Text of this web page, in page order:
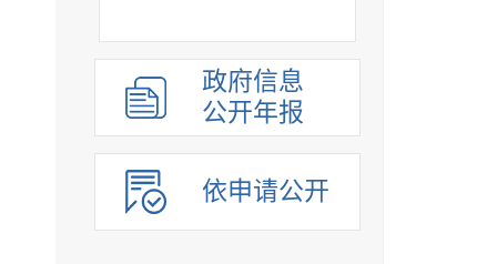
政府信息
公开年报
依申请公开